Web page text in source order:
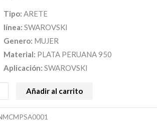
Tipo:ARETE
línea:SWAROVSKI
Genero: MUJER
Material: PLATA PERUANA 950
Aplicación: SWAROVSKI
Añadir al carrito